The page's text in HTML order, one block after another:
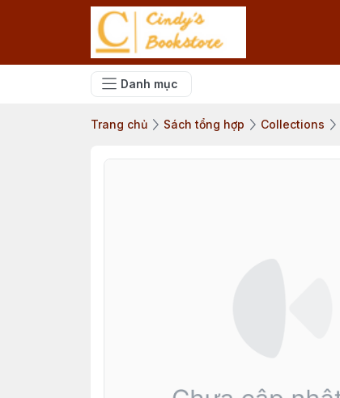
Danh mục
Trang chủ Sách tổng hợp Collections